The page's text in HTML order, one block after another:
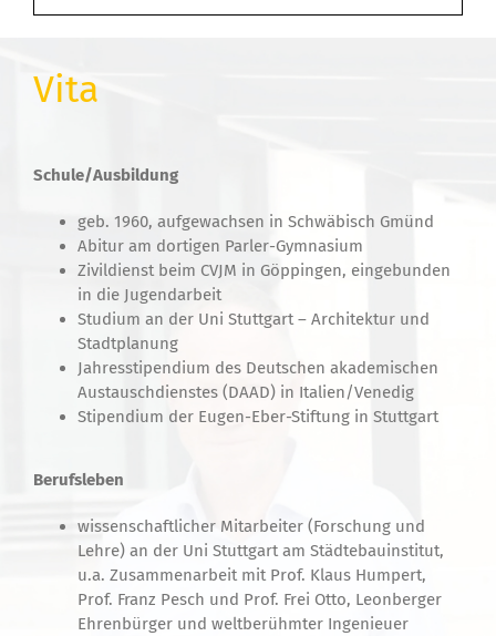
Vita
Schule/Ausbildung
geb. 1960, aufgewachsen in Schwäbisch Gmünd
Abitur am dortigen Parler-Gymnasium
Zivildienst beim CVJM in Göppingen, eingebunden
in die Jugendarbeit
Studium an der Uni Stuttgart – Architektur und
Stadtplanung
Jahresstipendium des Deutschen akademischen
Austauschdienstes (DAAD) in Italien/Venedig
Stipendium der Eugen-Eber-Stiftung in Stuttgart
Berufsleben
wissenschaftlicher Mitarbeiter (Forschung und
Lehre) an der Uni Stuttgart am Städtebauinstitut,
u.a. Zusammenarbeit mit Prof. Klaus Humpert,
Prof. Franz Pesch und Prof. Frei Otto, Leonberger
Ehrenbürger und weltberühmter Ingenieuer